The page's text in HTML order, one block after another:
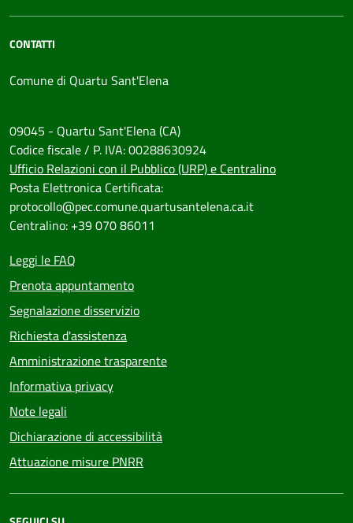
CONTATTI
Comune di Quartu Sant'Elena
09045 - Quartu Sant'Elena (CA)
Codice fiscale / P. IVA: 00288630924
Ufficio Relazioni con il Pubblico (URP) e Centralino
Posta Elettronica Certificata:
protocollo@pec.comune.quartusantelena.ca.it
Centralino: +39 070 86011
Leggi le FAQ
Prenota appuntamento
Segnalazione disservizio
Richiesta d'assistenza
Amministrazione trasparente
Informativa privacy
Note legali
Dichiarazione di accessibilità
Attuazione misure PNRR